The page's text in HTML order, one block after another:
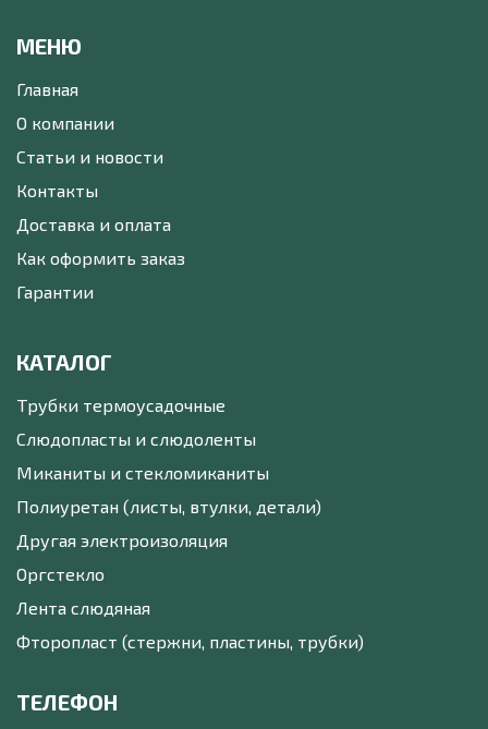
МЕНЮ
Главная
О компании
Статьи и новости
Контакты
Доставка и оплата
Как оформить заказ
Гарантии
КАТАЛОГ
Трубки термоусадочные
Слюдопласты и слюдоленты
Миканиты и стекломиканиты
Полиуретан (листы, втулки, детали)
Другая электроизоляция
Оргстекло
Лента слюдяная
Фторопласт (стержни, пластины, трубки)
ТЕЛЕФОН